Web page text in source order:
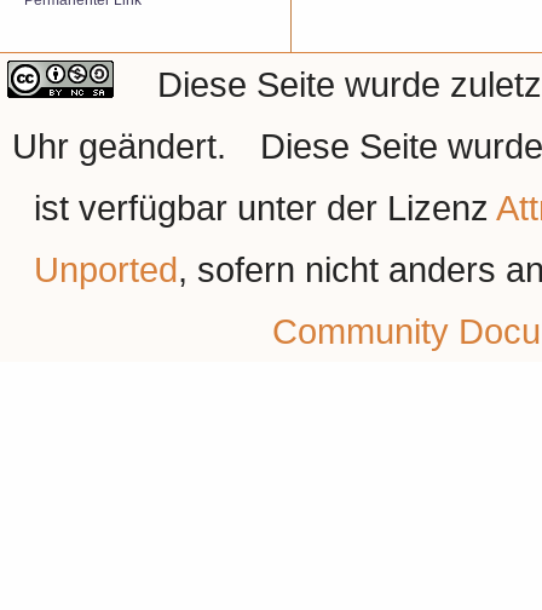
Diese Seite wurde
Uhr geändert.
Diese Seite
ist verfügbar unter der Lizenz
Unported, sofern nicht anders
Community